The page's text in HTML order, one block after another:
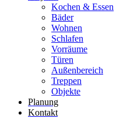
Kochen & Essen
Bäder
Wohnen
Schlafen
Vorräume
Türen
Außenbereich
Treppen
Objekte
Planung
Kontakt